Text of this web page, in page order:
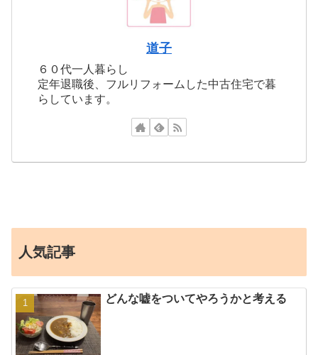
道子
６０代一人暮らし
定年退職後、フルリフォームした中古住宅で暮
らしています。
人気記事
どんな嘘をついてやろうかと考える